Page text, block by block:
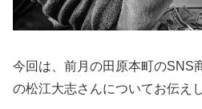
今回は、前月の田原本町のSNS
の松江大志さんについてお伝え